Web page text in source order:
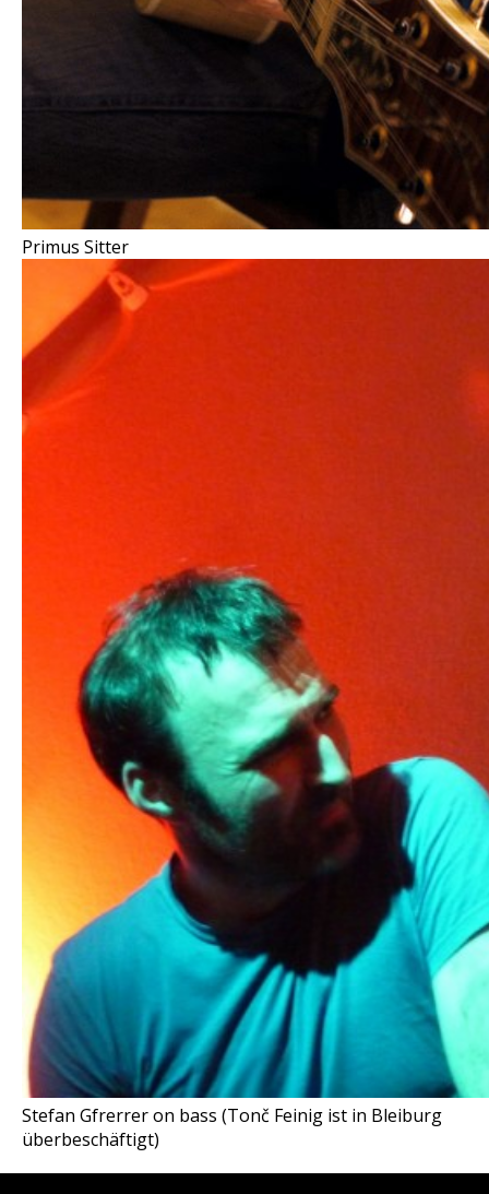
Primus Sitter
Stefan Gfrerrer on bass (Tonč Feinig ist in Bleiburg
überbeschäftigt)